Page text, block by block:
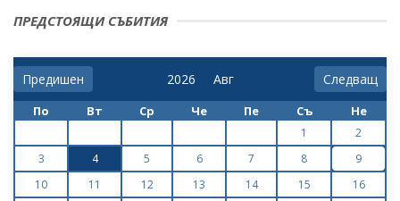
ПРЕДСТОЯЩИ СЪБИТИЯ
Предишен Следващ
По Вт Ср Че Пе Съ Не
1
2
3
4 5 6 7 8
9
10
11 12 13 14 15
16